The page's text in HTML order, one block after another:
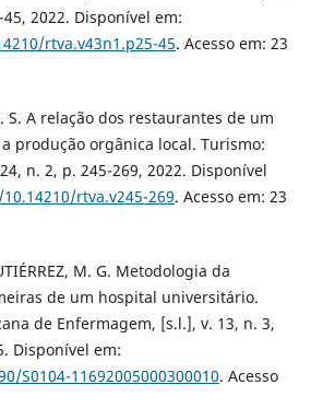
2022. Disponível em:
rtva.v43n1.p25-45. Acesso em: 23
S. A relação dos restaurantes de um
produção orgânica local. Turismo:
n. 2, p. 245-269, 2022. Disponível
rtva.v245-269. Acesso em: 23
M. G. Metodologia da
de um hospital universitário.
de Enfermagem, [s.l.], v. 13, n. 3,
Disponível em:
S0104-11692005000300010. Acesso